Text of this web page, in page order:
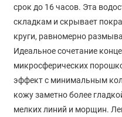
срок до 16 часов. Эта
складкам и скрывает
круги, равномерно
Идеальное сочетание
микросферических
эффект с минимальным
кожу заметно более
мелких линий и морщин.